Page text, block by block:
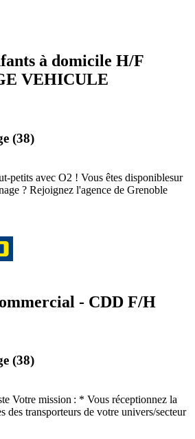
à domicile H/F
VEHICULE
(38)
petits avec O2 ! Vous êtes disponiblesur
? Rejoignez l'agence de Grenoble
- CDD F/H
(38)
Votre mission : * Vous réceptionnez la
des transporteurs de votre univers/secteur